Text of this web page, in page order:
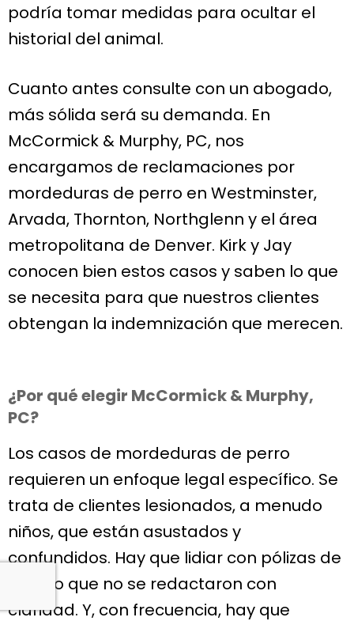
podría tomar medidas para ocultar el
historial del animal.
Cuanto antes consulte con un abogado,
más sólida será su demanda. En
McCormick & Murphy, PC, nos
encargamos de reclamaciones por
mordeduras de perro en Westminster,
Arvada, Thornton, Northglenn y el área
metropolitana de Denver. Kirk y Jay
conocen bien estos casos y saben lo que
se necesita para que nuestros clientes
obtengan la indemnización que merecen.
¿Por qué elegir McCormick & Murphy,
PC?
Los casos de mordeduras de perro
requieren un enfoque legal específico. Se
trata de clientes lesionados, a menudo
niños, que están asustados y
confundidos. Hay que lidiar con pólizas de
seguro que no se redactaron con
claridad. Y, con frecuencia, hay que